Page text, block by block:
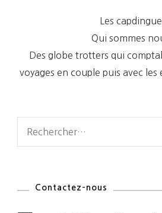
Les
Qui sommes
Des globe trotters qui
voyages en couple puis avec les
Contactez-nous